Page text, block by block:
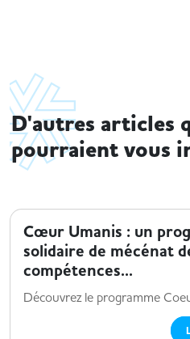
D'autres articles
pourraient vous
Cœur Umanis : un
solidaire de mécénat
compétences...
Découvrez le programme